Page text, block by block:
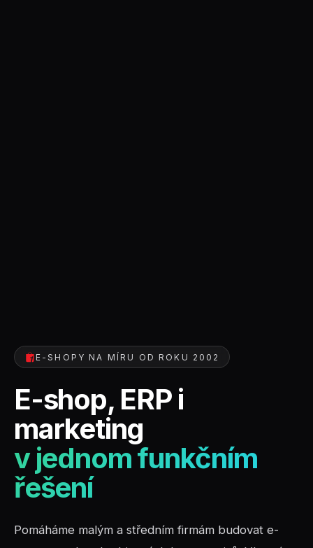
E-SHOPY NA MÍRU OD ROKU 2002
E-shop, ERP i
marketing
v jednom funkčním
řešení
Pomáháme malým a středním firmám budovat e-